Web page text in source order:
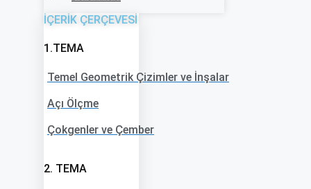
İÇERİK ÇERÇEVESİ
1.TEMA
Temel Geometrik Çizimler ve İnşalar
Açı Ölçme
Çokgenler ve Çember
2. TEMA